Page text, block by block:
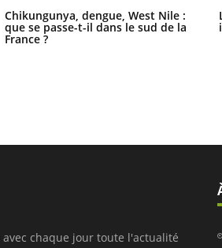
Chikungunya, dengue, West Nile :
que se passe-t-il dans le sud de la
France ?
chaque jour toute l'actualité